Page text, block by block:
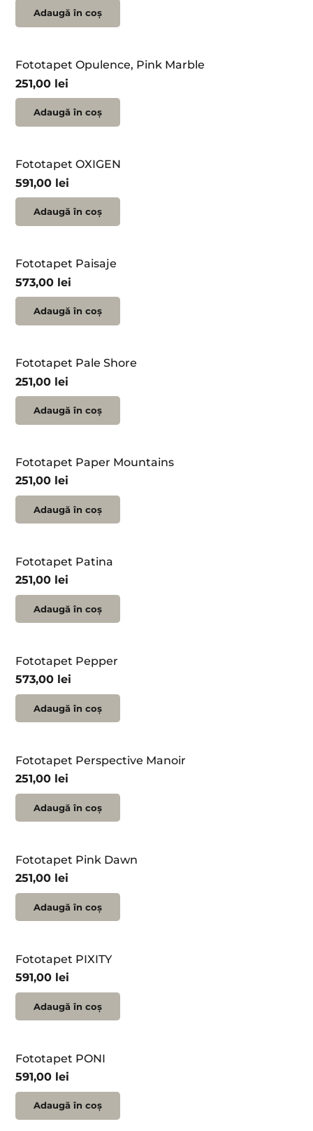
Adaugă în coș
Fototapet Opulence, Pink Marble
251,00 lei
Adaugă în coș
Fototapet OXIGEN
591,00 lei
Adaugă în coș
Fototapet Paisaje
573,00 lei
Adaugă în coș
Fototapet Pale Shore
251,00 lei
Adaugă în coș
Fototapet Paper Mountains
251,00 lei
Adaugă în coș
Fototapet Patina
251,00 lei
Adaugă în coș
Fototapet Pepper
573,00 lei
Adaugă în coș
Fototapet Perspective Manoir
251,00 lei
Adaugă în coș
Fototapet Pink Dawn
251,00 lei
Adaugă în coș
Fototapet PIXITY
591,00 lei
Adaugă în coș
Fototapet PONI
591,00 lei
Adaugă în coș